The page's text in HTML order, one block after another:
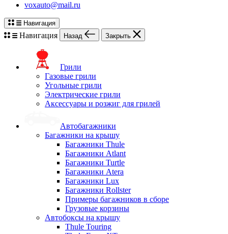
voxauto@mail.ru
Навигация
Навигация Назад Закрыть
Грили
Газовые грили
Угольные грили
Электрические грили
Аксессуары и розжиг для грилей
Автобагажники
Багажники на крышу
Багажники Thule
Багажники Atlant
Багажники Turtle
Багажники Atera
Багажники Lux
Багажники Rollster
Примеры багажников в сборе
Грузовые корзины
Автобоксы на крышу
Thule Touring